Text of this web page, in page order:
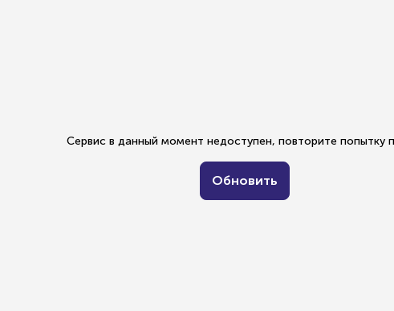
Сервис в данный момент недоступен, повторите попытку
Обновить